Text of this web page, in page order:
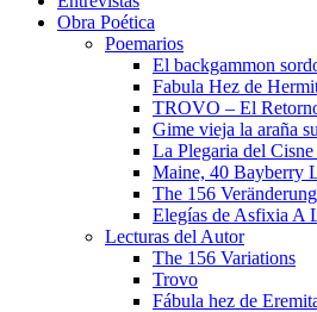
Obra Poética
Poemarios
El backgammon
Fabula Hez de
TROVO – El
Gime vieja la araña
La Plegaria del
Maine, 40 Bayberry
The 156
Elegías de Asfixia A
Lecturas del Autor
The 156 Variations
Trovo
Fábula hez de